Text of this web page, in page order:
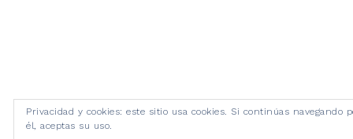
Privacidad y cookies: este sitio usa cookies. Si continúas navegando
él, aceptas su uso.